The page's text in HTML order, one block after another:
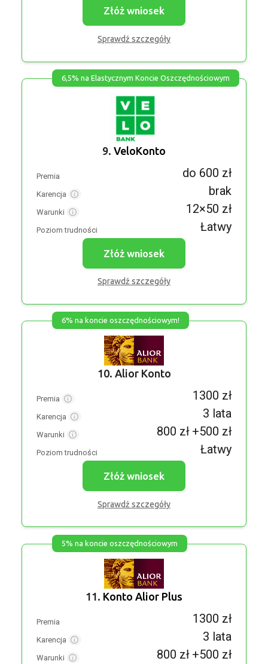
Złóż wniosek
Sprawdź szczegóły
6,5% na Elastycznym Koncie Oszczędnościowym
9. VeloKonto
Premia do 600 zł
Karencja brak
Warunki 12×50 zł
Poziom trudności Łatwy
Złóż wniosek
Sprawdź szczegóły
6% na koncie oszczędnościowym!
10. Alior Konto
Premia 1300 zł
Karencja 3 lata
Warunki 800 zł +500 zł
Poziom trudności Łatwy
Złóż wniosek
Sprawdź szczegóły
5% na koncie oszczędnościowym
11. Konto Alior Plus
Premia 1300 zł
Karencja 3 lata
Warunki 800 zł +500 zł